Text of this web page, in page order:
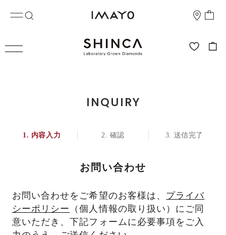
INQUIRY
内容入力 確認 送信完了
お問い合わせ
お問い合わせをご希望のお客様は、 プライバ
シーポリシー
（個人情報の取り扱い）にご同
意いただき、下記フォームに必要事項をご入